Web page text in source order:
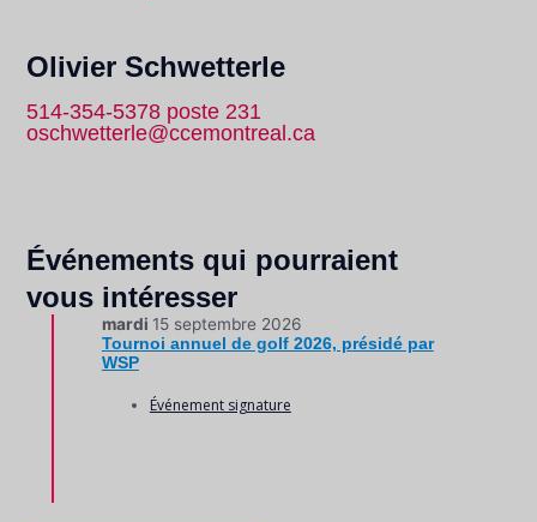
Olivier Schwetterle
514-354-5378 poste 231
oschwetterle@ccemontreal.ca
Événements qui pourraient
vous intéresser
mardi 15 septembre 2026
Tournoi annuel de golf 2026, présidé par
WSP
Événement signature